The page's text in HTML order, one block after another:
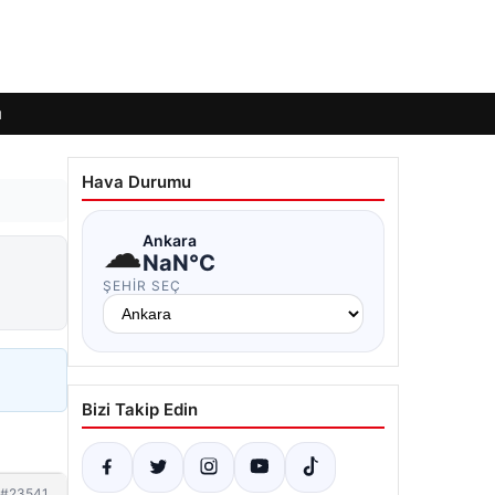
Hava Durumu
☁Ankara
NaN°C
ŞEHIR SEÇ
Bizi Takip Edin